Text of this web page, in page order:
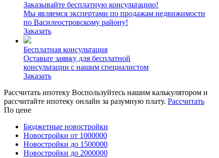
Заказывайте бесплатную консультацию!
Мы являемся экспертами по продажам недвижимости
по Василеостровскому району!
Заказать
Бесплатная консультация
Оставьте заявку для бесплатной
консультации с нашим специалистом
Заказать
Рассчитать ипотеку Воспользуйтесь нашим калькулятором и
рассчитайте ипотеку онлайн за разумную плату. Рассчитать
По цене
Бюджетные новостройки
Новостройки от 1000000
Новостройки до 1500000
Новостройки до 2000000